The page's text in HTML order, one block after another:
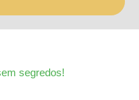
segredos!